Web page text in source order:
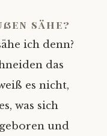
sähe?
ich denn?
das
es nicht,
was sich
und